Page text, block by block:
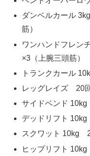
ダンベルカール
筋）
ワンハンドフレン
×3（上腕三頭筋）
トランクカール
レッグレイズ 20
サイドベンド
デッドリフト
スクワット 10kg
ヒップリフト